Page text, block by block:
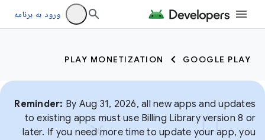
ورود به برنامه
GOOGLE PLAY
PLAY MONETIZATION
Reminder: By Aug 31, 2026, all new apps and updates
to existing apps must use Billing Library version 8 or
later. If you need more time to update your app, you